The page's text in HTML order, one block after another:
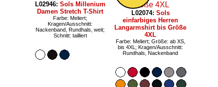
L02946: Sols Millenium
Damen Stretch T-Shirt
Farbe: Meliert;
Kragen/Ausschnitt:
Nackenband, Rundhals, weit;
Schnitt: tailliert
L02074: Sols
einfarbiges Herren
Langarmshirt bis Größe
4XL
Farbe: Meliert; Größe: ab XS,
bis 4XL; Kragen/Ausschnitt:
Rundhals, Nackenband